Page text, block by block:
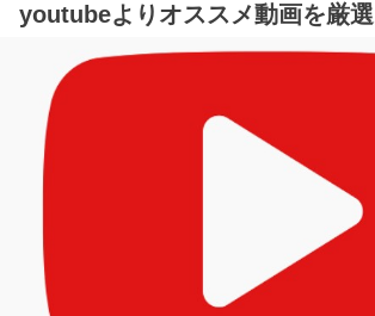
youtubeよりオススメ動画を厳選